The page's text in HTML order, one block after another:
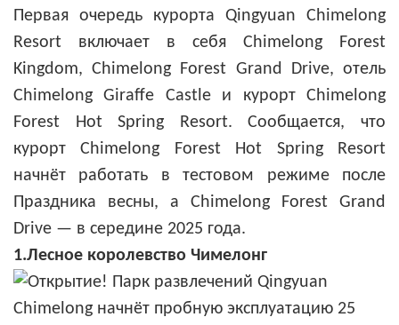
Первая очередь курорта Qingyuan Chimelong
Resort включает в себя Chimelong Forest
Kingdom, Chimelong Forest Grand Drive, отель
Chimelong Giraffe Castle и курорт Chimelong
Forest Hot Spring Resort. Сообщается, что
курорт Chimelong Forest Hot Spring Resort
начнёт работать в тестовом режиме после
Праздника весны, а Chimelong Forest Grand
Drive — в середине 2025 года.
1.Лесное королевство Чимелонг